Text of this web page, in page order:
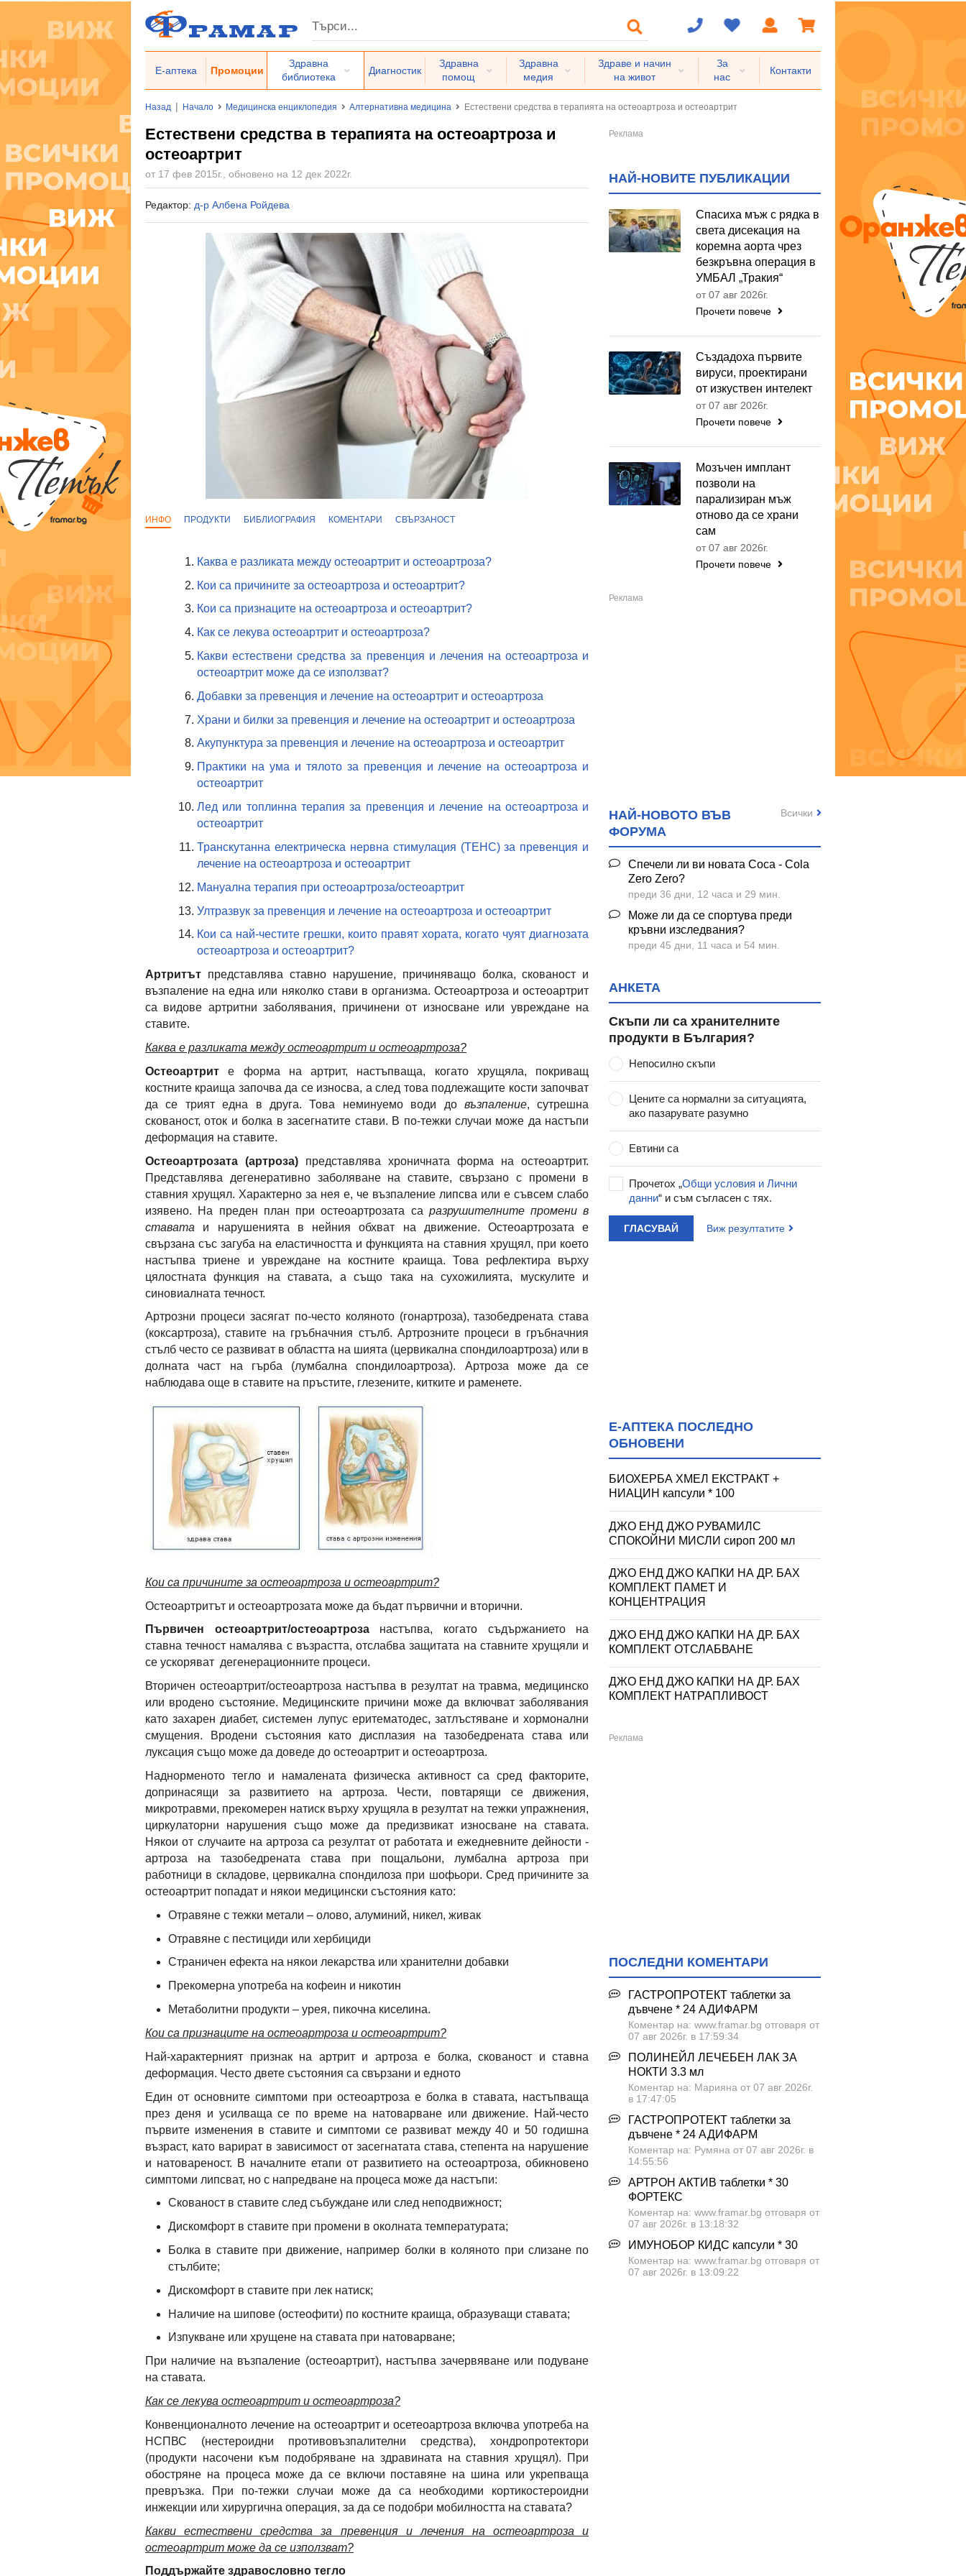
Е-аптека Промоции
Здравна
библиотека
Диагностик
Здравна
помощ
Здравна
медия
Здраве и начин
на живот
За
нас
Контакти
Назад | Начало Медицинска енциклопедия Алтернативна медицина Естествени средства в терапията на остеоартроза и остеоартрит
Естествени средства в терапията на остеоартроза и
остеоартрит
от 17 фев 2015г., обновено на 12 дек 2022г.
Редактор: д-р Албена Ройдева
ИНФО ПРОДУКТИ БИБЛИОГРАФИЯ КОМЕНТАРИ СВЪРЗАНОСТ
Каква е разликата между остеоартрит и остеоартроза?
Кои са причините за остеоартроза и остеоартрит?
Кои са признаците на остеоартроза и остеоартрит?
Как се лекува остеоартрит и остеоартроза?
Какви естествени средства за превенция и лечения на остеоартроза и
остеоартрит може да се използват?
Добавки за превенция и лечение на остеоартрит и остеоартроза
Храни и билки за превенция и лечение на остеоартрит и остеоартроза
Акупунктура за превенция и лечение на остеоартроза и остеоартрит
Практики на ума и тялото за превенция и лечение на остеоартроза и
остеоартрит
Лед или топлинна терапия за превенция и лечение на остеоартроза и
остеоартрит
Трaнскутанна електрическа нервна стимулация (ТЕНС) за превенция и
лечение на остеоартроза и остеоартрит
Мануална терапия при остеоартроза/остеоартрит
Ултразвук за превенция и лечение на остеоартроза и остеоартрит
Кои са най-честите грешки, които правят хората, когато чуят диагнозата
остеоартроза и остеоартрит?
Артритът представлява ставно нарушение, причиняващо болка, скованост и
възпаление на една или няколко стави в организма. Остеоартроза и остеоартрит
са видове артритни заболявания, причинени от износване или увреждане на
ставите.
Каква е разликата между остеоартрит и остеоартроза?
Остеоартрит е форма на артрит, настъпваща, когато хрущяла, покриващ
костните краища започва да се износва, а след това подлежащите кости започват
да се трият една в друга. Това неминуемо води до възпаление, сутрешна
скованост, оток и болка в засегнатите стави. В по-тежки случаи може да настъпи
деформация на ставите.
Остеоартрозата (артроза) представлява хроничната форма на остеоартрит.
Представлява дегенеративно заболяване на ставите, свързано с промени в
ставния хрущял. Характерно за нея е, че възпаление липсва или е съвсем слабо
изявено. На преден план при остеоартрозата са разрушителните промени в
ставата и нарушенията в нейния обхват на движение. Остеоартрозата е
свързана със загуба на еластичността и функцията на ставния хрущял, при което
настъпва триене и увреждане на костните краища. Това рефлектира върху
цялостната функция на ставата, а също така на сухожилията, мускулите и
синовиалната течност.
Артрозни процеси засягат по-често коляното (гонартроза), тазобедрената става
(коксартроза), ставите на гръбначния стълб. Артрозните процеси в гръбначния
стълб често се развиват в областта на шията (цервикална спондилоартроза) или в
долната част на гърба (лумбална спондилоартроза). Артроза може да се
наблюдава още в ставите на пръстите, глезените, китките и раменете.
Кои са причините за остеоартроза и остеоартрит?
Остеоартритът и остеоартрозата може да бъдат първични и вторични.
Първичен остеоартрит/остеоартрозанастъпва, когато съдържанието на
ставна течност намалява с възрастта, отслабва защитата на ставните хрущяли и
се ускоряват дегенерационните процеси.
Вторичен остеоартрит/остеоартроза настъпва в резултат на травма, медицинско
или вродено състояние. Медицинските причини може да включват заболявания
като захарен диабет, системен лупус еритематодес, затлъстяване и хормонални
смущения. Вродени състояния като дисплазия на тазобедрената става или
луксация също може да доведе до остеоартрит и остеоартроза.
Наднорменото тегло и намалената физическа активност са сред факторите,
допринасящи за развитието на артроза. Чести, повтарящи се движения,
микротравми, прекомерен натиск върху хрущяла в резултат на тежки упражнения,
циркулаторни нарушения също може да предизвикат износване на ставата.
Някои от случаите на артроза са резултат от работата и ежедневните дейности -
артроза на тазобедрената става при пощальони, лумбална артроза при
работници в складове, цервикална спондилоза при шофьори. Сред причините за
остеоартрит попадат и някои медицински състояния като:
Отравяне с тежки метали – олово, алуминий, никел, живак
Отравяне с пестициди или хербициди
Страничен ефекта на някои лекарства или хранителни добавки
Прекомерна употреба на кофеин и никотин
Метаболитни продукти – урея, пикочна киселина.
Кои са признаците на остеоартроза и остеоартрит?
Най-характерният признак на артрит и артроза е болка, скованост и ставна
деформация. Често двете състояния са свързани и едното
Един от основните симптоми при остеоартроза е болка в ставата, настъпваща
през деня и усилваща се по време на натоварване или движение. Най-често
първите изменения в ставите и симптоми се развиват между 40 и 50 годишна
възраст, като варират в зависимост от засегнатата става, степента на нарушение
и натовареност. В началните етапи от развитието на остеоартроза, обикновено
симптоми липсват, но с напредване на процеса може да настъпи:
Скованост в ставите след събуждане или след неподвижност;
Дискомфорт в ставите при промени в околната температурата;
Болка в ставите при движение, например болки в коляното при слизане по
стълбите;
Дискомфорт в ставите при лек натиск;
Наличие на шипове (остеофити) по костните краища, образуващи ставата;
Изпукване или хрущене на ставата при натоварване;
При наличие на възпаление (остеоартрит), настъпва зачервяване или подуване
на ставата.
Как се лекува остеоартрит и остеоартроза?
Конвенционалното лечение на остеоартрит и осетеоартроза включва употреба на
НСПВС (нестероидни противовъзпалителни средства), хондропротектори
(продукти насочени към подобряване на здравината на ставния хрущял). При
обостряне на процеса може да се включи поставяне на шина или укрепваща
превръзка. При по-тежки случаи може да са необходими кортикостероидни
инжекции или хирургична операция, за да се подобри мобилността на ставата?
Какви естествени средства за превенция и лечения на остеоартроза и
остеоартрит може да се използват?
Поддържайте здравословно тегло
НАЙ-НОВИТЕ ПУБЛИКАЦИИ
Спасиха мъж с рядка в
света дисекация на
коремна аорта чрез
безкръвна операция в
УМБАЛ „Тракия“
от 07 авг 2026г.
Прочети повече
Създадоха първите
вируси, проектирани
от изкуствен интелект
от 07 авг 2026г.
Прочети повече
Мозъчен имплант
позволи на
парализиран мъж
отново да се храни
сам
от 07 авг 2026г.
Прочети повече
НАЙ-НОВОТО ВЪВ
ФОРУМА
Спечели ли ви новата Coca - Cola
Zero Zero?
преди 36 дни, 12 часа и 29 мин.
Може ли да се спортува преди
кръвни изследвания?
преди 45 дни, 11 часа и 54 мин.
Всички
АНКЕТА
Скъпи ли са хранителните
продукти в България?
Непосилно скъпи
Цените са нормални за ситуацията,
ако пазарувате разумно
Евтини са
Прочетох „Общи условия и Лични
данни“ и съм съгласен с тях.
ГЛАСУВАЙ Виж резултатите
Е-АПТЕКА ПОСЛЕДНО
ОБНОВЕНИ
БИОХЕРБА ХМЕЛ ЕКСТРАКТ +
НИАЦИН капсули * 100
ДЖО ЕНД ДЖО РУВАМИЛС
СПОКОЙНИ МИСЛИ сироп 200 мл
ДЖО ЕНД ДЖО КАПКИ НА ДР. БАХ
КОМПЛЕКТ ПАМЕТ И
КОНЦЕНТРАЦИЯ
ДЖО ЕНД ДЖО КАПКИ НА ДР. БАХ
КОМПЛЕКТ ОТСЛАБВАНЕ
ДЖО ЕНД ДЖО КАПКИ НА ДР. БАХ
КОМПЛЕКТ НАТРАПЛИВОСТ
ПОСЛЕДНИ КОМЕНТАРИ
ГАСТРОПРОТЕКТ таблетки за
дъвчене * 24 АДИФАРМ
Коментар на: www.framar.bg отговаря от
07 авг 2026г. в 17:59:34
ПОЛИНЕЙЛ ЛЕЧЕБЕН ЛАК ЗА
НОКТИ 3.3 мл
Коментар на: Марияна от 07 авг 2026г.
в 17:47:05
ГАСТРОПРОТЕКТ таблетки за
дъвчене * 24 АДИФАРМ
Коментар на: Румяна от 07 авг 2026г. в
14:55:56
АРТРОН АКТИВ таблетки * 30
ФОРТЕКС
Коментар на: www.framar.bg отговаря от
07 авг 2026г. в 13:18:32
ИМУНОБОР КИДС капсули * 30
Коментар на: www.framar.bg отговаря от
07 авг 2026г. в 13:09:22